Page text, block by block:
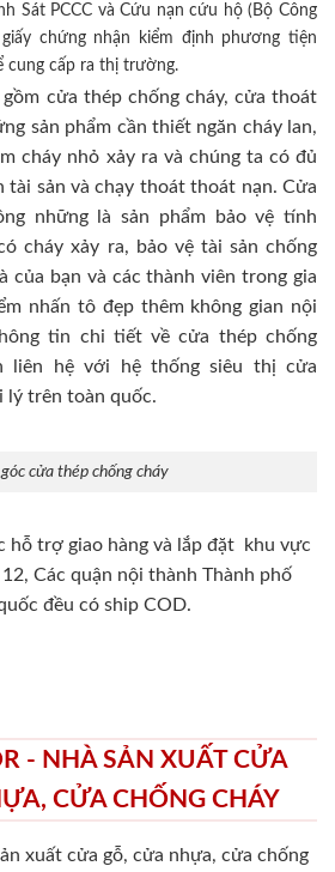
Sát PCCC và Cứu nạn cứu hộ (Bộ Công
chứng nhận kiểm định phương tiện
cung cấp ra thị trường.
gồm cửa thép chống cháy, cửa thoát
sản phẩm cần thiết ngăn cháy lan,
cháy nhỏ xảy ra và chúng ta có đủ
tài sản và chạy thoát thoát nạn. Cửa
những là sản phẩm bảo vệ tính
cháy xảy ra, bảo vệ tài sản chống
của bạn và các thành viên trong gia
nhấn tô đẹp thêm không gian nội
tin chi tiết về cửa thép chống
liên hệ với hệ thống siêu thị cửa
lý trên toàn quốc.
cửa thép chống cháy
hỗ trợ giao hàng và lắp đặt khu vực
Các quận nội thành Thành phố
đều có ship COD.
- NHÀ SẢN XUẤT CỬA
CỬA CHỐNG CHÁY
xuất cửa gỗ, cửa nhựa, cửa chống